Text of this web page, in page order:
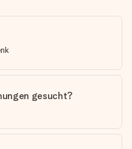
gesucht?